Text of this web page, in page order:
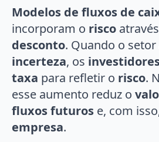
Modelos de fluxos de
incorporam o risco
desconto. Quando o
incerteza, os
taxa para refletir o risco.
esse aumento reduz o
fluxos futuros e, com
empresa.